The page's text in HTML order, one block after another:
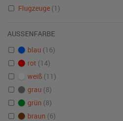
Flugzeuge (1)
AUSSENFARBE
blau (16)
rot (14)
weiß (11)
grau (8)
grün (8)
braun (6)